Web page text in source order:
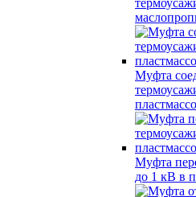
Муфта
Муфта
до 1 кВ в